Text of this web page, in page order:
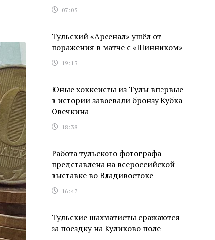
07:05
Тульский «Арсенал» ушёл от
поражения в матче с «Шинником»
19:13
Юные хоккеисты из Тулы впервые
в истории завоевали бронзу Кубка
Овечкина
18:38
Работа тульского фотографа
представлена на всероссийской
выставке во Владивостоке
16:47
Тульские шахматисты сражаются
за поездку на Куликово поле